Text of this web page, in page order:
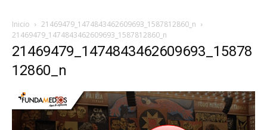
Inicio
21469479_1474843462609693_1587812860_n
21469479_1474843462609693_1587812860_n
21469479_1474843462609693_15878
12860_n